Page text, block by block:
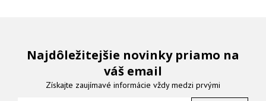
Najdôležitejšie novinky priamo na
váš email
Získajte zaujímavé informácie vždy medzi prvými